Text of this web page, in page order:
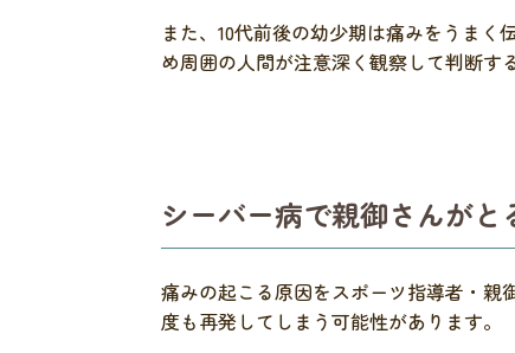
また、10代前後の幼少期は痛みをうま
め周囲の人間が注意深く観察して判断す
シーバー病で親御さんがと
痛みの起こる原因をスポーツ指導者・親
度も再発してしまう可能性があります。